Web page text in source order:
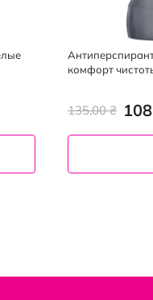
комфорт
135,00 ₴